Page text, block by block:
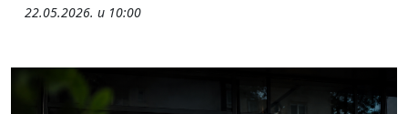
22.05.2026. u 10:00